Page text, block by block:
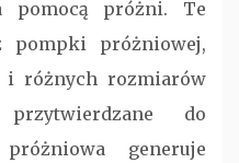
pomocą próżni. Te
pompki próżniowej,
i różnych rozmiarów
do
generuje